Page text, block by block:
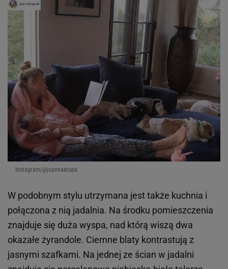
Instagram/@joannakrupa
W podobnym stylu utrzymana jest także kuchnia i
połączona z nią jadalnia. Na środku pomieszczenia
znajduje się duża wyspa, nad którą wiszą dwa
okazałe żyrandole. Ciemne blaty kontrastują z
jasnymi szafkami. Na jednej ze ścian w jadalni